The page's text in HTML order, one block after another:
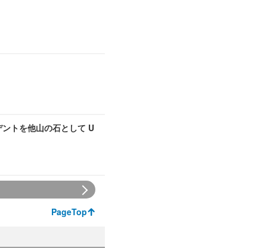
トを他山の石として U
PageTop